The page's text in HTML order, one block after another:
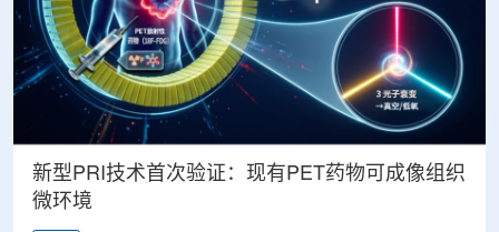
新型PRI技术首次验证：现有PET药物可成像组织
微环境